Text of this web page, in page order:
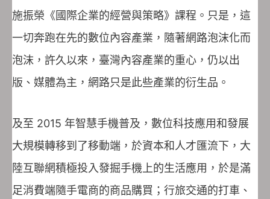
施振榮《國際企業的經營與策略》課程。只是，這
一切奔跑在先的數位內容產業，隨著網路泡沫化而
泡沫，許久以來，臺灣內容產業的重心，仍以出
版、媒體為主，網路只是此些產業的衍生品。
及至 2015 年智慧手機普及，數位科技應用和發展
大規模轉移到了移動端，於資本和人才匯流下，大
陸互聯網積極投入發掘手機上的生活應用，於是滿
足消費端隨手電商的商品購買；行旅交通的打車、